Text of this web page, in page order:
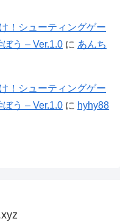
！シューティングゲー
う – Ver.1.0 に あんち
！シューティングゲー
う – Ver.1.0 に hyhy88